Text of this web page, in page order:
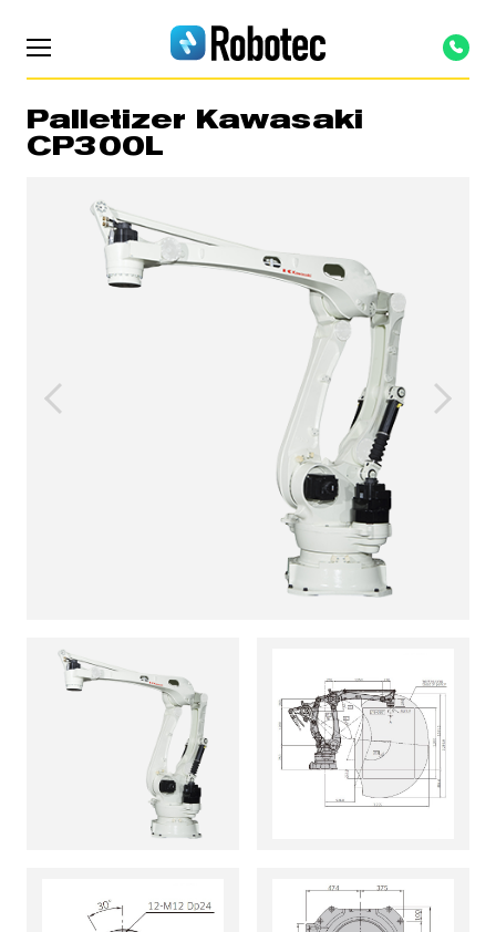
Palletizer Kawasaki
CP300L